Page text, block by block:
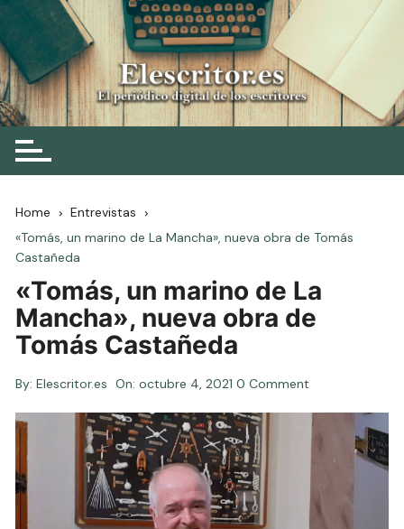
Skip
to
content
Elescritor.es
El periódico digital de los escritores
Home
Entrevistas
«Tomás, un marino de La Mancha», nueva obra de Tomás
Castañeda
«Tomás, un marino de La
Mancha», nueva obra de
Tomás Castañeda
By: Elescritor.es On:octubre 4, 2021 0 Comment